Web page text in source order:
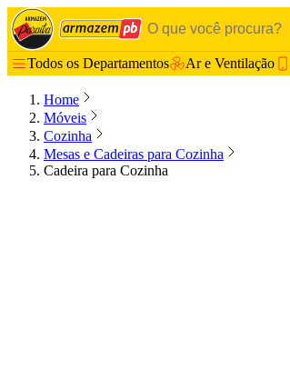
Todos os Departamentos Ar e Ventilação
Home
Móveis
Cozinha
Mesas e Cadeiras para Cozinha
Cadeira para Cozinha